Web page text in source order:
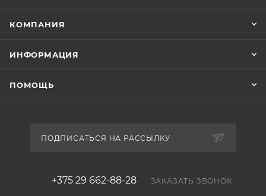
КОМПАНИЯ
ИНФОРМАЦИЯ
ПОМОЩЬ
ПОДПИСАТЬСЯ НА РАССЫЛКУ
+375 29 662-88-28 ЗАКАЗАТЬ ЗВОНОК